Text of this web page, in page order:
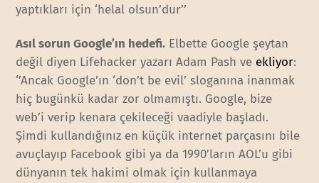
yaptıkları için ‘helal olsun’dur’’
Asıl sorun Google’ın hedefi. Elbette Google şeytan
değil diyen Lifehacker yazarı Adam Pash ve ekliyor:
‘’Ancak Google’ın ‘don’t be evil’ sloganına inanmak
hiç bugünkü kadar zor olmamıştı. Google, bize
web’i verip kenara çekileceği vaadiyle başladı.
Şimdi kullandığınız en küçük internet parçasını bile
avuçlayıp Facebook gibi ya da 1990’ların AOL’u gibi
dünyanın tek hakimi olmak için kullanmaya